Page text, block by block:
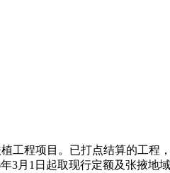
程项目。已打点结算的工程
月1日起取现行定额及张掖地